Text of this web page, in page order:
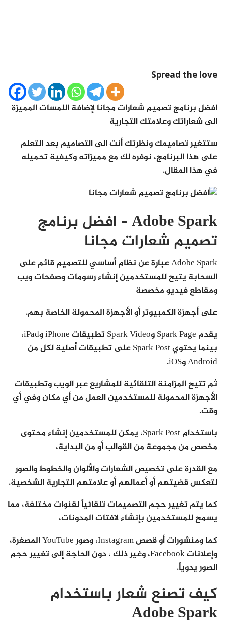
Spread the love
افضل برنامج تصميم شعارات مجانا لإضافة اللمسات المميزة
الى شعاراتك وعلامتك التجارية
ستتغير تصاميمك ونظرتك أنت الى التصاميم بعد التعلم
على هذا البرنامج، نوفره لك مع مميزاته وكيفية تحميله
في هذا المقال.
Adobe Spark – افضل برنامج
تصميم شعارات مجانا
Adobe Spark عبارة عن نظام أساسي للتصميم قائم على
السحابة يتيح للمستخدمين إنشاء رسومات وصفحات ويب
ومقاطع فيديو مخصصة
على أجهزة الكمبيوتر أو الأجهزة المحمولة الخاصة بهم.
يقدم Spark Page وSpark Video تطبيقات iPhone وiPad،
بينما يحتوي Spark Post على تطبيقات أصلية لكل من
Android وiOS.
ثم تتيح المزامنة التلقائية للمشاريع عبر الويب وتطبيقات
الأجهزة المحمولة للمستخدمين العمل من أي مكان وفي أي
وقت.
باستخدام Spark Post، يمكن للمستخدمين إنشاء محتوى
مخصص من مجموعة من القوالب أو من البداية،
مع القدرة على تخصيص الشعارات والألوان والخطوط والصور
لتعكس قضيتهم أو أعمالهم أو علامتهم التجارية الشخصية.
كما يتم تغيير حجم التصميمات تلقائياً لقنوات مختلفة، مما
يسمح للمستخدمين بإنشاء لافتات المدونات،
كما ومنشورات أو قصص Instagram، وصور YouTube المصغرة،
وإعلانات Facebook، وغير ذلك ، دون الحاجة إلى تغيير حجم
الصور يدوياً.
كيف تصنع شعار باستخدام
Adobe Spark